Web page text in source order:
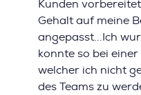
Kunden
Gehalt auf meine
angepasst...Ich
konnte so bei
welcher ich nicht
des Teams zu